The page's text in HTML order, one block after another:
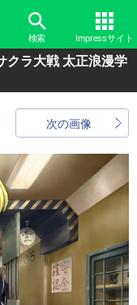
検索 Impressサイト
クラ大戦 太正浪漫学
次の画像